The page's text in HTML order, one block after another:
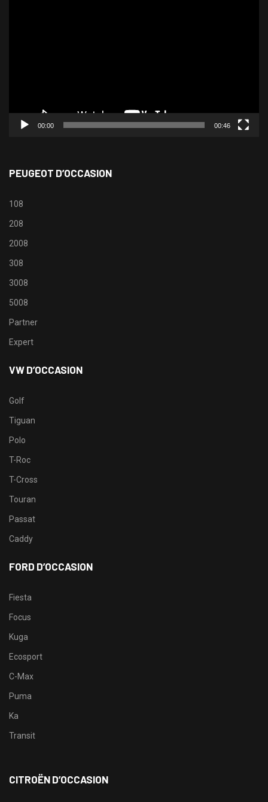
00:00 00:46
PEUGEOT D’OCCASION
108
208
2008
308
3008
5008
Partner
Expert
VW D’OCCASION
Golf
Tiguan
Polo
T-Roc
T-Cross
Touran
Passat
Caddy
FORD D’OCCASION
Fiesta
Focus
Kuga
Ecosport
C-Max
Puma
Ka
Transit
CITROËN D’OCCASION